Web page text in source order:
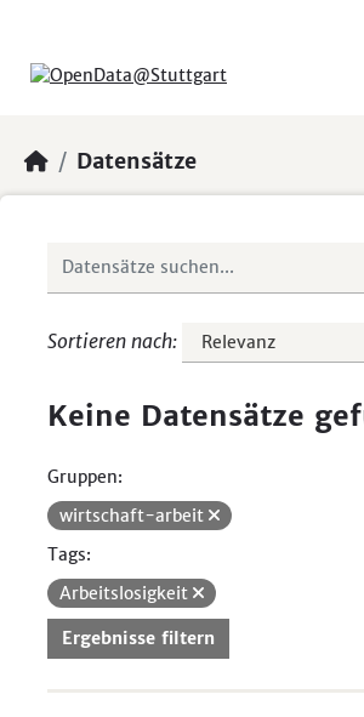
Datensätze
Sortieren nach
Keine Datensätze
Gruppen:
wirtschaft-arbeit
Tags:
Arbeitslosigkeit
Ergebnisse filtern